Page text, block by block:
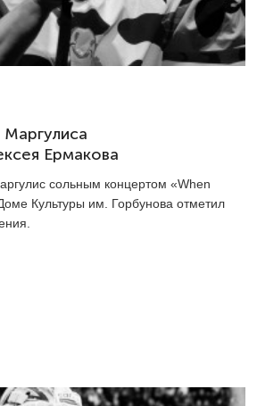
Маргулиса
Ермакова
сольным концертом «When
Культуры им. Горбунова отметил